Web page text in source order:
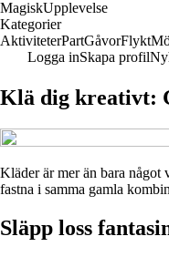
MagiskUpplevelse
Kategorier
AktiviteterPartGåvorFlykt
Logga inSkapa profil
Klä dig kreativt:
Kläder är mer än bara något
fastna i samma gamla
Släpp loss